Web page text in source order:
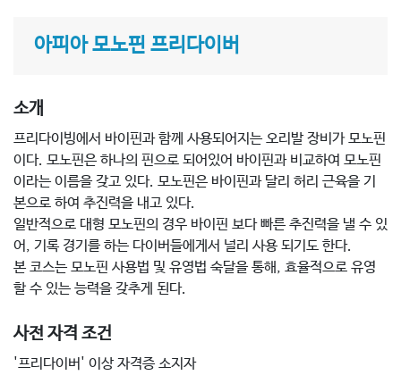
아피아 모노핀 프리다이버
소개
프리다이빙에서 바이핀과 함께 사용되어지는 오리발 장비가 모노핀
이다. 모노핀은 하나의 핀으로 되어있어 바이핀과 비교하여 모노핀
이라는 이름을 갖고 있다. 모노핀은 바이핀과 달리 허리 근육을 기
본으로 하여 추진력을 내고 있다.
일반적으로 대형 모노핀의 경우 바이핀 보다 빠른 추진력을 낼 수 있
어, 기록 경기를 하는 다이버들에게서 널리 사용 되기도 한다.
본 코스는 모노핀 사용법 및 유영법 숙달을 통해, 효율적으로 유영
할 수 있는 능력을 갖추게 된다.
사전 자격 조건
'프리다이버' 이상 자격증 소지자